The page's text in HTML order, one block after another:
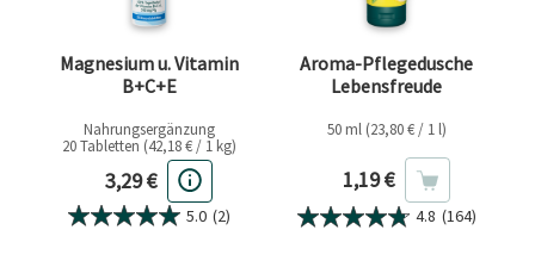
Magnesium u. Vitamin
B+C+E
Nahrungsergänzung
20 Tabletten (42,18 € / 1 kg)
Aktueller Preis
3,29 €
5.0 (2)
Aroma-Pflegedusche
Lebensfreude
50 ml (23,80 € / 1 l)
Aktueller Preis
1,19 €
4.8 (164)